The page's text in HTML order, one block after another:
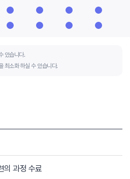
있습니다.
최소화 하실 수 있습니다.
의 과정 수료